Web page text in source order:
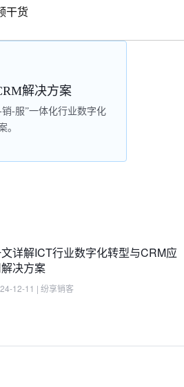
干货
解决方案
-服”一体化行业数字化
。
详解ICT行业数字化转型与CRM应
决方案
12-11 | 纷享销客